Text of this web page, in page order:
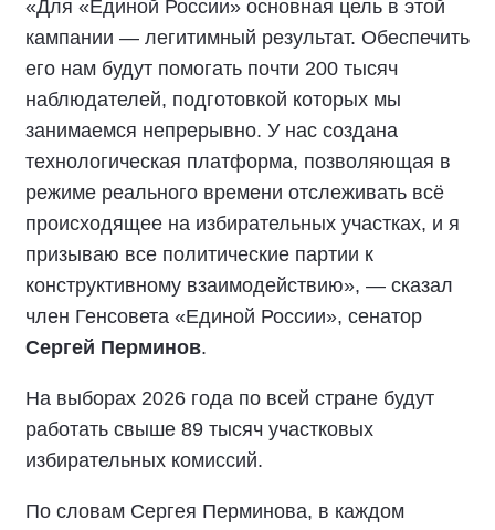
«Для «Единой России» основная цель в этой
кампании — легитимный результат. Обеспечить
его нам будут помогать почти 200 тысяч
наблюдателей, подготовкой которых мы
занимаемся непрерывно. У нас создана
технологическая платформа, позволяющая в
режиме реального времени отслеживать всё
происходящее на избирательных участках, и я
призываю все политические партии к
конструктивному взаимодействию», — сказал
член Генсовета «Единой России», сенатор
Сергей Перминов.
На выборах 2026 года по всей стране будут
работать свыше 89 тысяч участковых
избирательных комиссий.
По словам Сергея Перминова, в каждом